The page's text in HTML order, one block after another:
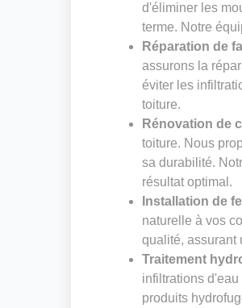
d'éliminer les
terme. Notre
Réparation de
assurons la
éviter les
toiture.
Rénovation de
toiture. Nous
sa durabilité.
résultat optimal.
Installation de
naturelle à vos
qualité, assurant
Traitement
infiltrations
produits